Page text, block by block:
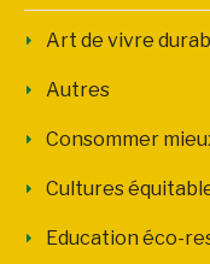
Art de vivre
Autres
Consommer
Cultures
Education éco-